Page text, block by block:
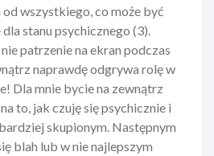
wszystkiego, co może być
stanu psychicznego (3).
patrzenie na ekran podczas
naprawdę odgrywa rolę w
Dla mnie bycie na zewnątrz
to, jak czuję się psychicznie i
skupionym. Następnym
blah lub w nie najlepszym